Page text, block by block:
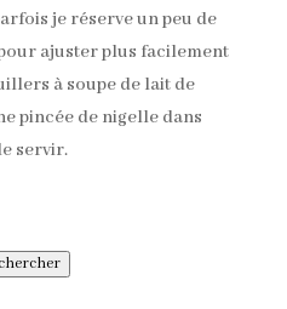
je réserve un peu de
ajuster plus facilement
à soupe de lait de
pincée de nigelle dans
servir.